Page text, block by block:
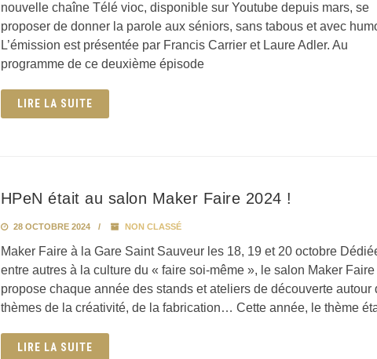
nouvelle chaîne Télé vioc, disponible sur Youtube depuis mars, se
proposer de donner la parole aux séniors, sans tabous et avec
L’émission est présentée par Francis Carrier et Laure Adler. Au
programme de ce deuxième épisode
LIRE LA SUITE
HPeN était au salon Maker Faire 2024 !
28 OCTOBRE 2024 NON CLASSÉ
Maker Faire à la Gare Saint Sauveur les 18, 19 et 20 octobre
entre autres à la culture du « faire soi-même », le salon Maker
propose chaque année des stands et ateliers de découverte autour
thèmes de la créativité, de la fabrication… Cette année, le thème
LIRE LA SUITE